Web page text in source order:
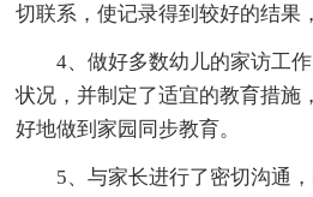
切联系，使记录得到较好的结果
4、做好多数幼儿的家访工
状况，并制定了适宜的教育措施
好地做到家园同步教育。
5、与家长进行了密切沟通